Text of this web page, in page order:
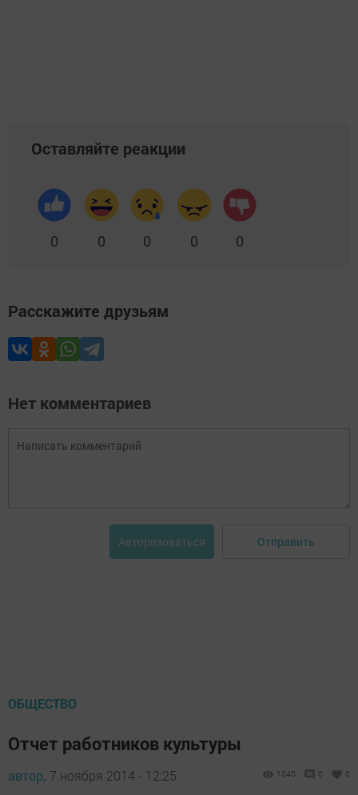
Оставляйте реакции
0 0 0 0 0
Расскажите друзьям
Нет комментариев
Авторизоваться Отправить
ОБЩЕСТВО
Отчет работников культуры
автор, 7 ноября 2014 - 12:25 1040 0 0